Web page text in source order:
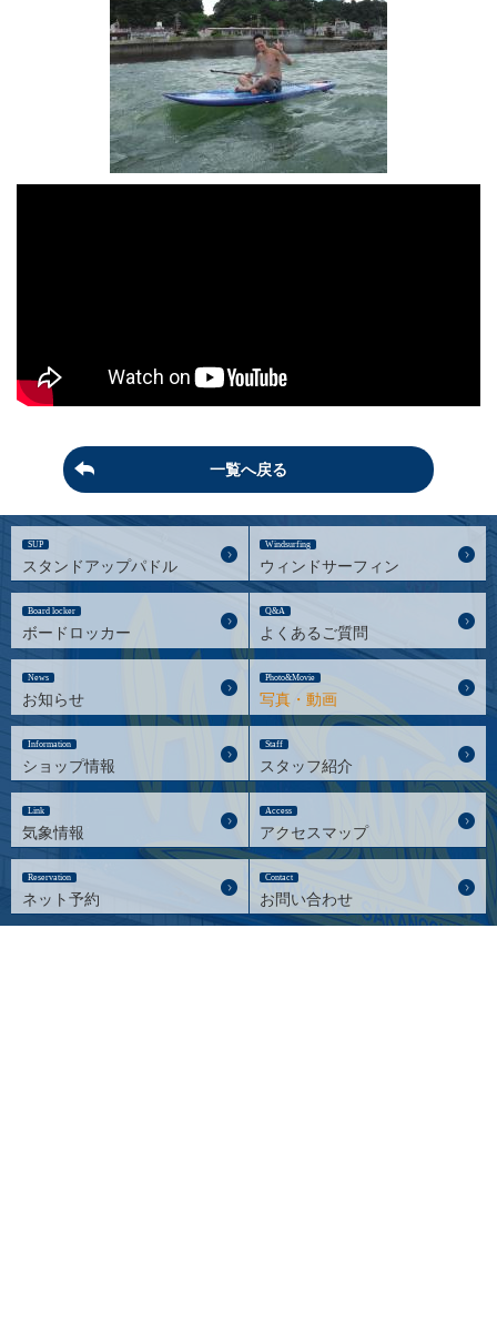
一覧へ戻る
SUP
スタンドアップパドル
Windsurfing
ウィンドサーフィン
Board locker
ボードロッカー
Q&A
よくあるご質問
News
お知らせ
Photo&Movie
写真・動画
Information
ショップ情報
Staff
スタッフ紹介
Link
気象情報
Access
アクセスマップ
Reservation
ネット予約
Contact
お問い合わせ